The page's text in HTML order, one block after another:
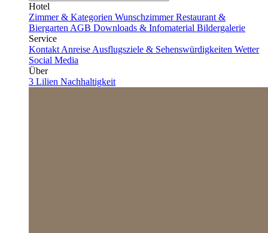
Hotel
Zimmer & Kategorien WunschzimmerRestaurant &
Biergarten AGB Downloads & Infomaterial Bildergalerie
Service
Kontakt Anreise Ausflugsziele & Sehenswürdigkeiten Wetter
Social Media
Über
3 Lilien Nachhaltigkeit